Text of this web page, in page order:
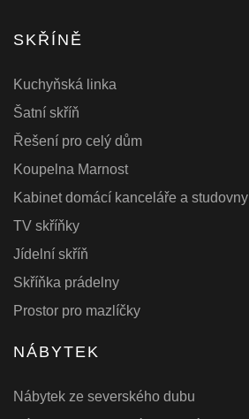
SKŘÍNĚ
Kuchyňská linka
Šatní skříň
Řešení pro celý dům
Koupelna Marnost
Kabinet domácí kanceláře a studovny
TV skříňky
Jídelní skříň
Skříňka prádelny
Prostor pro mazlíčky
NÁBYTEK
Nábytek ze severského dubu